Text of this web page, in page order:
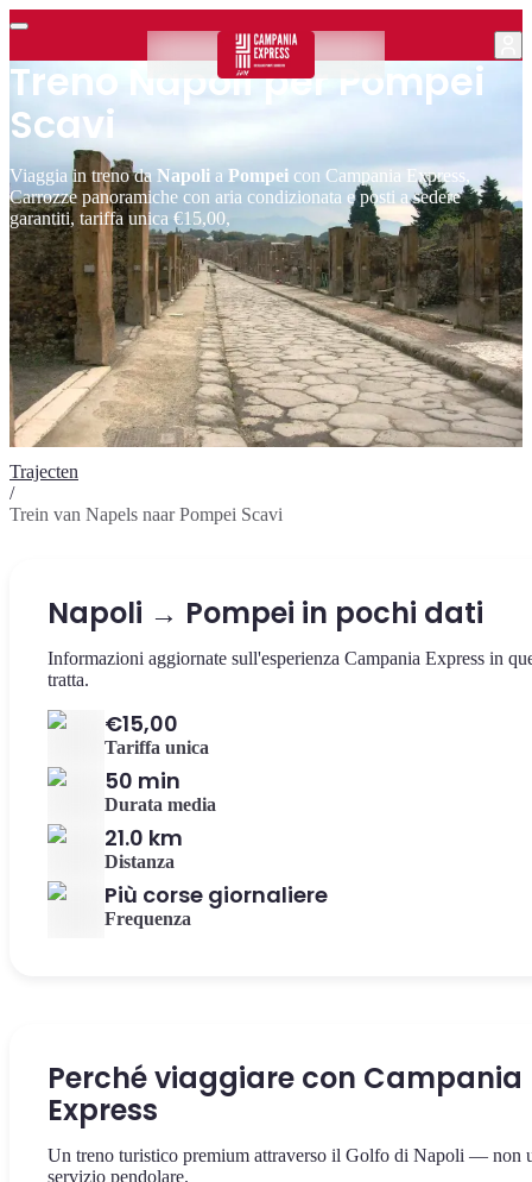
Treno Napoli per Pompei
Scavi
Viaggia in treno da Napoli a Pompei con Campania Express,
Carrozze panoramiche con aria condizionata e posti a sedere
garantiti, tariffa unica €15,00,
Trajecten
/
Trein van Napels naar Pompei Scavi
Napoli → Pompei in pochi dati
Informazioni aggiornate sull'esperienza Campania Express in
tratta.
€15,00
Tariffa unica
50 min
Durata media
21.0 km
Distanza
Più corse giornaliere
Frequenza
Perché viaggiare con Campania
Express
Un treno turistico premium attraverso il Golfo di Napoli — non
servizio pendolare.